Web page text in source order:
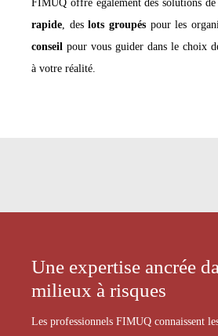
FIMUQ offre également des solutions de
rapide, deslots groupés pour les
conseil pour vous guider dans le choix
à votre réalité.
Une expertise ancrée
milieux à risques
Les professionnels FIMUQ connaissent